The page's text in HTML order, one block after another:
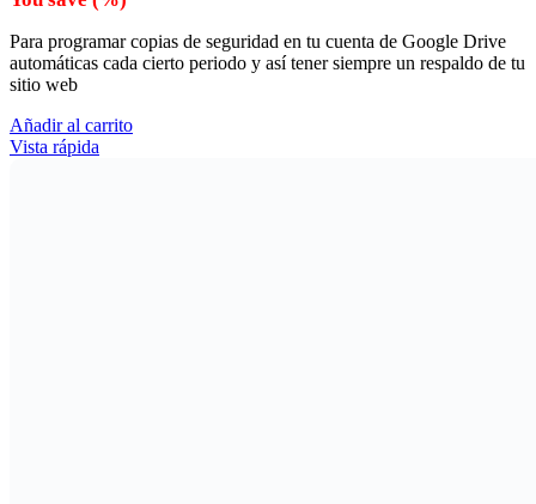
Para programar copias de seguridad en tu cuenta de Google Drive
automáticas cada cierto periodo y así tener siempre un respaldo de tu
sitio web
Añadir al carrito
Vista rápida